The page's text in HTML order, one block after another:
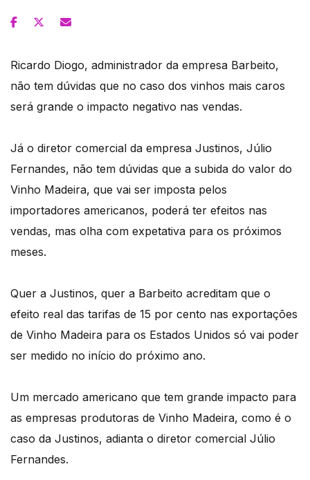
Ricardo Diogo, administrador da empresa Barbeito,
não tem dúvidas que no caso dos vinhos mais caros
será grande o impacto negativo nas vendas.
Já o diretor comercial da empresa Justinos, Júlio
Fernandes, não tem dúvidas que a subida do valor do
Vinho Madeira, que vai ser imposta pelos
importadores americanos, poderá ter efeitos nas
vendas, mas olha com expetativa para os próximos
meses.
Quer a Justinos, quer a Barbeito acreditam que o
efeito real das tarifas de 15 por cento nas exportações
de Vinho Madeira para os Estados Unidos só vai poder
ser medido no início do próximo ano.
Um mercado americano que tem grande impacto para
as empresas produtoras de Vinho Madeira, como é o
caso da Justinos, adianta o diretor comercial Júlio
Fernandes.